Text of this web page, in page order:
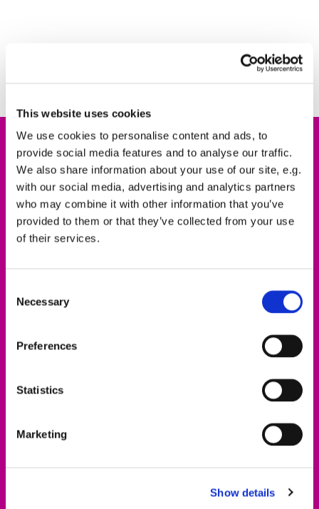
This website uses cookies
We use cookies to personalise content and ads, to
provide social media features and to analyse our traffic.
We also share information about your use of our site, e.g.
with our social media, advertising and analytics partners
who may combine it with other information that you’ve
provided to them or that they’ve collected from your use
of their services.
Selection
Necessary
Preferences
Statistics
Marketing
Show details
Evangelischer Kirchenkreis Hofgeismar-
Wolfhagen
Altstädter Kirchplatz 5
Selle sisu vaatamiseks nõustuge